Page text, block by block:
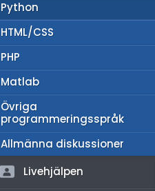
Python
HTML/CSS
PHP
Matlab
Övriga
programmeringsspråk
Allmänna diskussioner
Livehjälpen